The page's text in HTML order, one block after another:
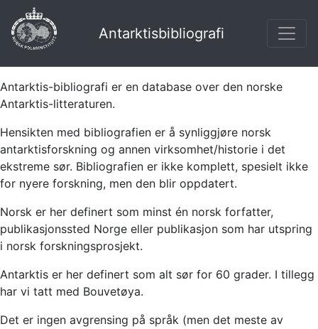
Antarktisbibliografi
Antarktis-bibliografi er en database over den norske
Antarktis-litteraturen.
Hensikten med bibliografien er å synliggjøre norsk
antarktisforskning og annen virksomhet/historie i det
ekstreme sør. Bibliografien er ikke komplett, spesielt ikke
for nyere forskning, men den blir oppdatert.
Norsk er her definert som minst én norsk forfatter,
publikasjonssted Norge eller publikasjon som har utspring
i norsk forskningsprosjekt.
Antarktis er her definert som alt sør for 60 grader. I tillegg
har vi tatt med Bouvetøya.
Det er ingen avgrensing på språk (men det meste av